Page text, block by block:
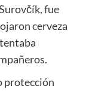
fue
cerveza
protección